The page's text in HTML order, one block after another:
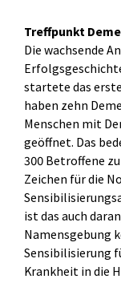
Treffpunkt
Die wachsende
startete das
haben zehn
Menschen mit
geöffnet. Das
300 Betroffene
Zeichen für die
ist das auch
Namensgebung
Sensibilisierung
Krankheit in die